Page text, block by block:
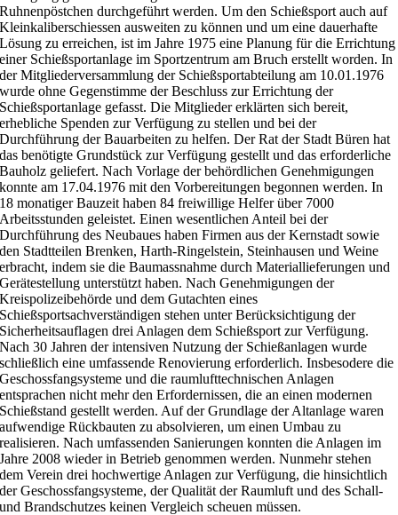
Ruhnenpöstchen durchgeführt werden. Um den Schießsport auch auf
Kleinkaliberschiessen ausweiten zu können und um eine dauerhafte
Lösung zu erreichen, ist im Jahre 1975 eine Planung für die Errichtung
einer Schießsportanlage im Sportzentrum am Bruch erstellt worden. In
der Mitgliederversammlung der Schießsportabteilung am 10.01.1976
wurde ohne Gegenstimme der Beschluss zur Errichtung der
Schießsportanlage gefasst. Die Mitglieder erklärten sich bereit,
erhebliche Spenden zur Verfügung zu stellen und bei der
Durchführung der Bauarbeiten zu helfen. Der Rat der Stadt Büren hat
das benötigte Grundstück zur Verfügung gestellt und das erforderliche
Bauholz geliefert. Nach Vorlage der behördlichen Genehmigungen
konnte am 17.04.1976 mit den Vorbereitungen begonnen werden. In
18 monatiger Bauzeit haben 84 freiwillige Helfer über 7000
Arbeitsstunden geleistet. Einen wesentlichen Anteil bei der
Durchführung des Neubaues haben Firmen aus der Kernstadt sowie
den Stadtteilen Brenken, Harth-Ringelstein, Steinhausen und Weine
erbracht, indem sie die Baumassnahme durch Materiallieferungen und
Gerätestellung unterstützt haben. Nach Genehmigungen der
Kreispolizeibehörde und dem Gutachten eines
Schießsportsachverständigen stehen unter Berücksichtigung der
Sicherheitsauflagen drei Anlagen dem Schießsport zur Verfügung.
Nach 30 Jahren der intensiven Nutzung der Schießanlagen wurde
schließlich eine umfassende Renovierung erforderlich. Insbesodere die
Geschossfangsysteme und die raumlufttechnischen Anlagen
entsprachen nicht mehr den Erfordernissen, die an einen modernen
Schießstand gestellt werden. Auf der Grundlage der Altanlage waren
aufwendige Rückbauten zu absolvieren, um einen Umbau zu
realisieren. Nach umfassenden Sanierungen konnten die Anlagen im
Jahre 2008 wieder in Betrieb genommen werden. Nunmehr stehen
dem Verein drei hochwertige Anlagen zur Verfügung, die hinsichtlich
der Geschossfangsysteme, der Qualität der Raumluft und des Schall-
und Brandschutzes keinen Vergleich scheuen müssen.